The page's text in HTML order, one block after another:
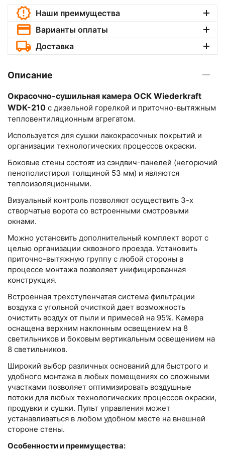
Наши преимущества
Варианты оплаты
Доставка
Описание
Окрасочно-сушильная камера ОСК Wiederkraft
WDK-210 с дизельной горелкой и приточно-вытяжным
тепловентиляционным агрегатом.
Используется для сушки лакокрасочных покрытий и
организации технологических процессов окраски.
Боковые стены состоят из сэндвич-панелей (негорючий
пенополистирол толщиной 53 мм) и являются
теплоизоляционными.
Визуальный контроль позволяют осуществить 3-х
створчатые ворота со встроенными смотровыми
окнами.
Можно установить дополнительный комплект ворот с
целью организации сквозного проезда. Установить
приточно-вытяжную группу с любой стороны в
процессе монтажа позволяет унифицированная
конструкция.
Встроенная трехступенчатая система фильтрации
воздуха с угольной очисткой дает возможность
очистить воздух от пыли и примесей на 95%. Камера
оснащена верхним наклонным освещением на 8
светильников и боковым вертикальным освещением на
8 светильников.
Широкий выбор различных оснований для быстрого и
удобного монтажа в любых помещениях со сложными
участками позволяет оптимизировать воздушные
потоки для любых технологических процессов окраски,
продувки и сушки. Пульт управления может
устанавливаться в любом удобном месте на внешней
стороне стены.
Особенности и преимущества: